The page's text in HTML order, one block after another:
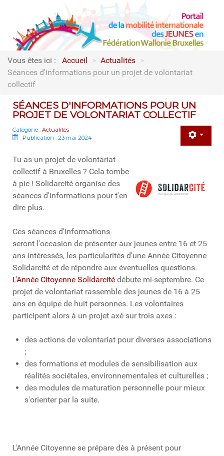
Vous êtes ici : Accueil > Actualités >
Séances d'informations pour un projet de volontariat
collectif
SÉANCES D'INFORMATIONS POUR UN
PROJET DE VOLONTARIAT COLLECTIF
Catégorie : Actualités
Publication : 23 mai 2024
Tu as un projet de volontariat
collectif à Bruxelles ? Cela tombe
à pic ! Solidarcité organise des
séances d'informations pour t'en
dire plus.
Ces séances d'informations
seront l'occasion de présenter aux jeunes entre 16 et 25
ans intéressés, les particularités d'une Année Citoyenne
Solidarcité et de répondre aux éventuelles questions.
L'Année Citoyenne Solidarcité débute mi-septembre. Ce
projet de volontariat rassemble des jeunes de 16 à 25
ans en équipe de huit personnes. Les volontaires
participent alors à un projet axé sur trois axes :
des actions de volontariat pour diverses associations
;
des formations et modules de sensibilisation aux
réalités sociétales, environnementales et culturelles ;
des modules de maturation personnelle pour mieux
s'orienter par la suite.
L'Année Citoyenne se prépare dès à présent pour